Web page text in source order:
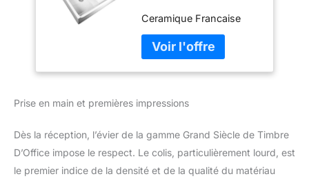
Siecle"
Ceramique Francaise
Prise en main et premières impressions
Dès la réception, l’évier de la gamme Grand Siècle de Timbre
D’Office impose le respect. Le colis, particulièrement lourd, est
le premier indice de la densité et de la qualité du matériau